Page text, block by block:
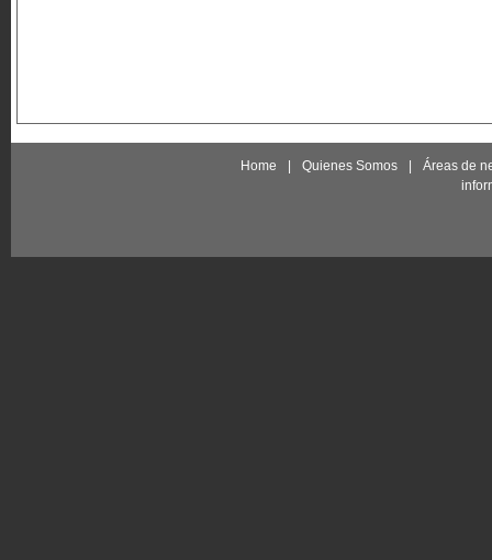
Home | Quienes Somos |
Áreas de